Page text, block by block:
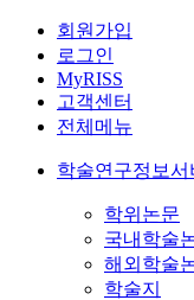
회원가입
로그인
MyRISS
고객센터
전체메뉴
학술연구정보서
학위논문
국내학술
해외학술
학술지